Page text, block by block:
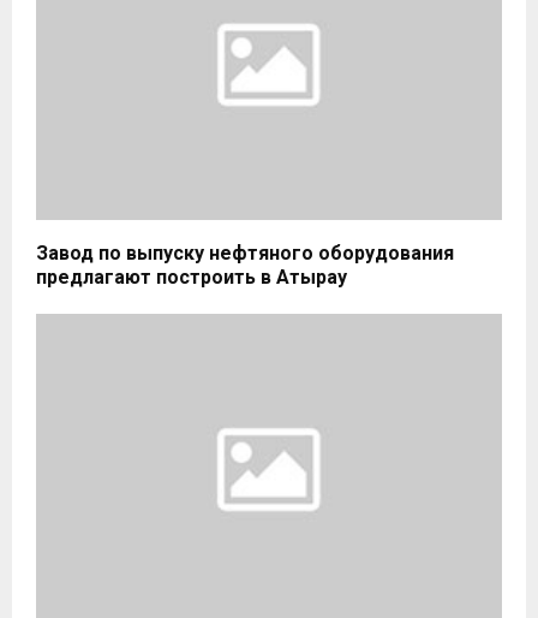
Завод по выпуску нефтяного оборудования
предлагают построить в Атырау